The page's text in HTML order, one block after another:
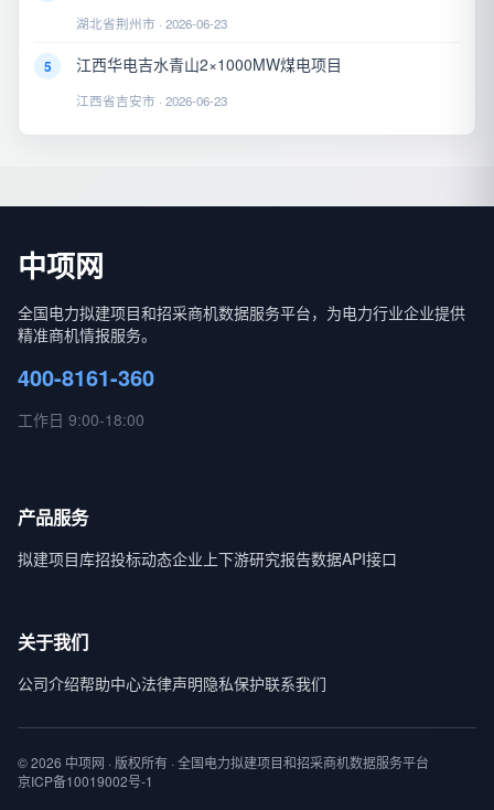
湖北省荆州市 · 2026-06-23
5 江西华电吉水青山2×1000MW煤电项目
江西省吉安市 · 2026-06-23
中项网
全国电力拟建项目和招采商机数据服务平台，为电力行业企业提供
精准商机情报服务。
400-8161-360
工作日 9:00-18:00
产品服务
拟建项目库招投标动态企业上下游研究报告数据API接口
关于我们
公司介绍帮助中心法律声明隐私保护联系我们
© 2026 中项网 · 版权所有 · 全国电力拟建项目和招采商机数据服务平台
京ICP备10019002号-1